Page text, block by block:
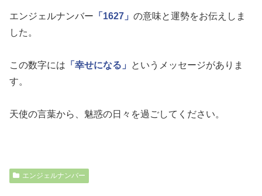
エンジェルナンバー 「1627」 の意味と運勢をお伝えしま
した。
この数字には 「幸せになる」
というメッセージがありま
す。
天使の言葉から、魅惑の日々を過ごしてください。
エンジェルナンバー